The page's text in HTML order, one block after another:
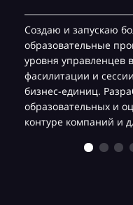
Создаю и запускаю
образовательные
уровня управленцев
фасилитации и
бизнес-единиц.
образовательных и
контуре компаний и